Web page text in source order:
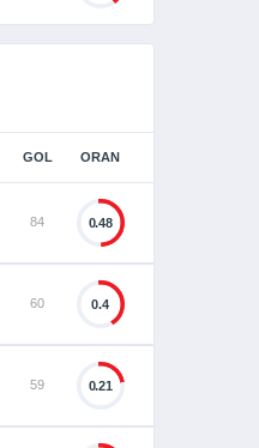
GOL ORAN
84 0.48
60 0.4
59 0.21